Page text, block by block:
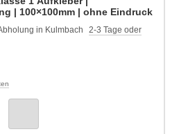
| 100×100mm | ohne Eindruck
2-3 Tage oder